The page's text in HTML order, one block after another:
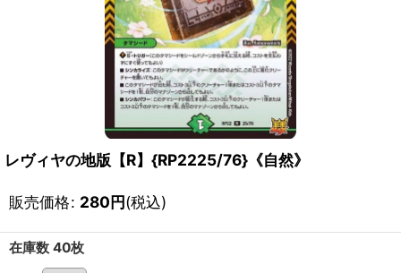
レヴィヤの地版【R】{RP2225/76}《自然》
販売価格: 280円(税込)
在庫数 40枚